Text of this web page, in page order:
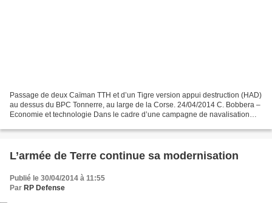
Passage de deux Caïman TTH et d’un Tigre version appui destruction (HAD)
au dessus du BPC Tonnerre, au large de la Corse. 24/04/2014 C. Bobbera –
Economie et technologie Dans le cadre d’une campagne de navalisation
L’armée de Terre continue sa modernisation
Publié le 30/04/2014 à 11:55
Par RP Defense